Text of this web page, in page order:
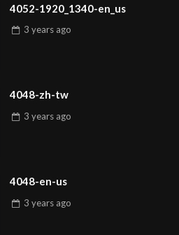
4052-1920_1340-en_us
3 years ago
4048-zh-tw
3 years ago
4048-en-us
3 years ago